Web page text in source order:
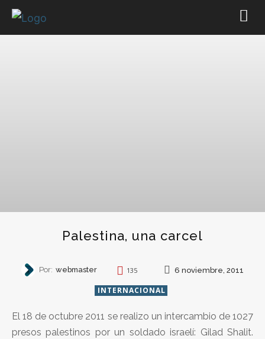
Palestina, una carcel
Por: webmaster 135 6 noviembre, 2011
INTERNACIONAL
El 18 de octubre 2011 se realizo un intercambio de 1027
presos palestinos por un soldado israelí: Gilad Shalit.